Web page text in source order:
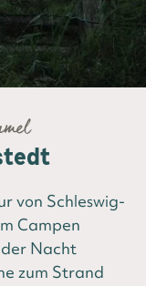
von Schleswig-
Campen
Nacht
zum Strand